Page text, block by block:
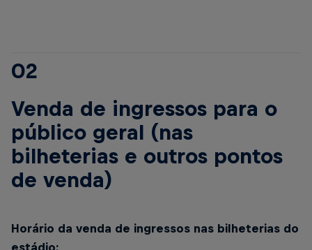
02
Venda de ingressos para o
público geral (nas
bilheterias e outros pontos
de venda)
Horário da venda de ingressos nas bilheterias do
estádio: